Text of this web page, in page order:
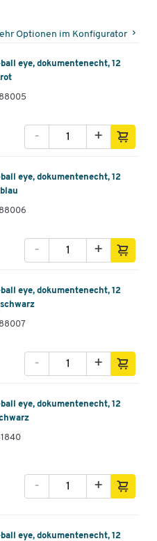
Optionen im Konfigurator
eye, dokumentenecht, 12
+
-
eye, dokumentenecht, 12
+
-
eye, dokumentenecht, 12
+
-
eye, dokumentenecht, 12
+
-
eye, dokumentenecht, 12